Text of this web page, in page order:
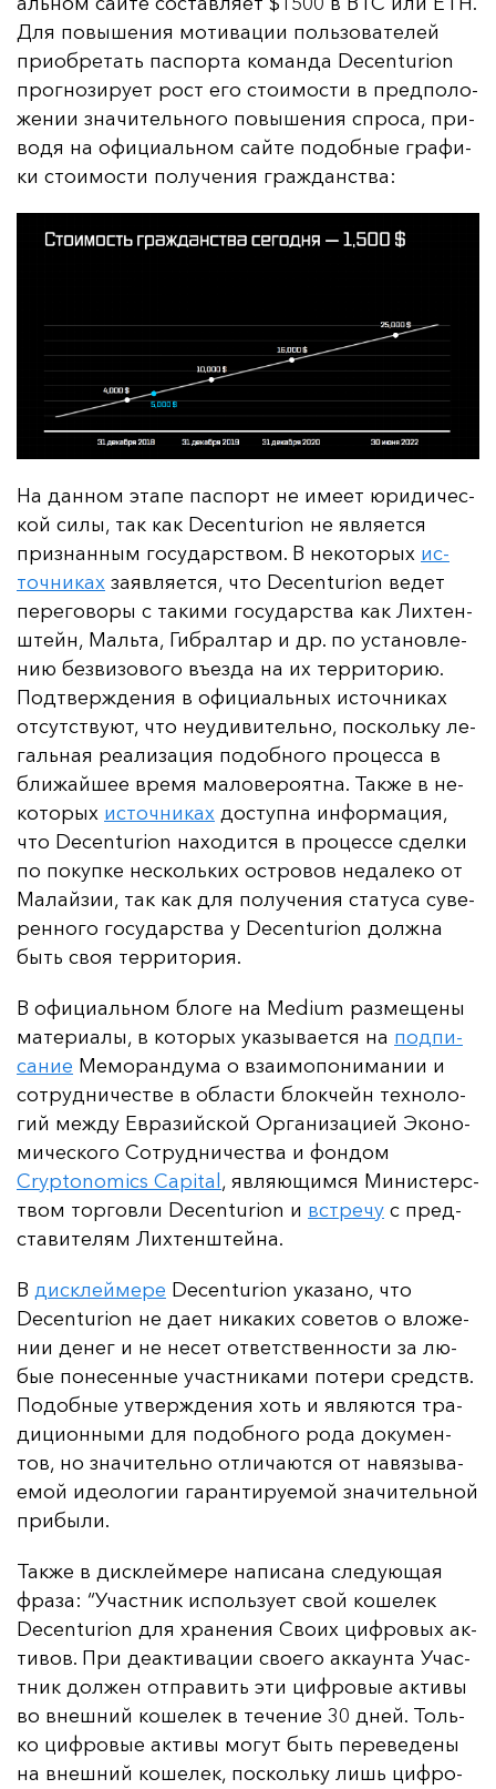
Для по­вы­ше­ния мо­ти­ва­ции поль­зо­ва­те­лей
при­об­ре­тать пас­пор­та ко­ман­да Decenturion
прог­но­зи­ру­ет рост его сто­имос­ти в пред­по­ло­
же­нии зна­чи­тель­но­го по­вы­ше­ния спро­са, при­
во­дя на офи­ци­аль­ном сай­те по­доб­ные гра­фи­
ки сто­имос­ти по­лу­че­ния граж­данс­тва:
На дан­ном эта­пе пас­порт не име­ет юри­ди­чес­
кой си­лы, так как Decenturion не яв­ля­ет­ся
приз­нан­ным го­су­дарс­твом. В не­ко­то­рых ис­
точ­ни­ках за­яв­ля­ет­ся, что Decenturion ве­дет
пе­ре­го­во­ры с та­ки­ми го­су­дарс­тва как Лих­тен­
штейн, Маль­та, Гиб­рал­тар и др. по ус­та­нов­ле­
нию без­ви­зо­во­го въ­ез­да на их тер­ри­то­рию.
Под­твер­жде­ния в офи­ци­аль­ных ис­точ­ни­ках
от­сутс­тву­ют, что не­уди­ви­тель­но, пос­коль­ку ле­
галь­ная ре­али­за­ция по­доб­но­го про­цес­са в
бли­жай­шее вре­мя ма­ло­ве­ро­ят­на. Так­же в не­
ко­то­рых ис­точ­ни­ках дос­туп­на ин­фор­ма­ция,
что Decenturion на­хо­дит­ся в про­цес­се сдел­ки
по по­куп­ке нес­коль­ких ос­тро­вов не­да­ле­ко от
Ма­лай­зии, так как для по­лу­че­ния ста­ту­са су­ве­
рен­но­го го­су­дарс­тва у Decenturion дол­жна
быть своя тер­ри­то­рия.
В офи­ци­аль­ном бло­ге на Medium раз­ме­ще­ны
ма­те­ри­алы, в ко­то­рых ука­зы­ва­ет­ся на под­пи­
са­ние Ме­мо­ран­ду­ма о вза­имо­по­ни­ма­нии и
сот­руд­ни­чес­тве в об­лас­ти блок­чейн тех­но­ло­
гий меж­ду Ев­ра­зий­ской Ор­га­ни­за­ци­ей Эко­но­
ми­чес­ко­го Сот­руд­ни­чес­тва и фон­дом
Cryptonomics Capital , яв­ля­ющим­ся Ми­нис­терс­
твом тор­гов­ли Decenturion и встре­чу с пред­
ста­ви­те­лям Лих­тен­штей­на.
В дис­клей­ме­ре Decenturion ука­за­но, что
Decenturion не да­ет ни­ка­ких со­ве­тов о вло­же­
нии де­нег и не не­сет от­ветс­твен­нос­ти за лю­
бые по­не­сен­ные учас­тни­ка­ми по­те­ри средств.
По­доб­ные ут­вер­жде­ния хоть и яв­ля­ют­ся тра­
ди­ци­он­ны­ми для по­доб­но­го ро­да до­ку­мен­
тов, но зна­чи­тель­но от­ли­ча­ют­ся от на­вя­зы­ва­
емой иде­оло­гии га­ран­ти­ру­емой зна­чи­тель­ной
при­бы­ли.
Так­же в дис­клей­ме­ре на­пи­са­на сле­ду­ющая
фра­за: “Учас­тник ис­поль­зу­ет свой ко­ше­лек
Decenturion для хра­не­ния Сво­их циф­ро­вых ак­
ти­вов. При де­ак­ти­ва­ции сво­его ак­ка­ун­та Учас­
тник дол­жен от­пра­вить эти циф­ро­вые ак­ти­вы
во внеш­ний ко­ше­лек в те­че­ние 30 дней. Толь­
ко циф­ро­вые ак­ти­вы мо­гут быть пе­ре­ве­де­ны
на внеш­ний ко­ше­лек, пос­коль­ку лишь циф­ро­